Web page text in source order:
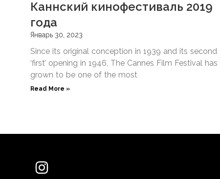
Каннский кинофестиваль 2019
года
Январь 30, 2023
Since its original conception in 1939 and its second
‘first’ opening in 1946, The Cannes Film Festival has
grown to be one of the most
Read More »